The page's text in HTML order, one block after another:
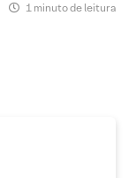
1 minuto de leitura